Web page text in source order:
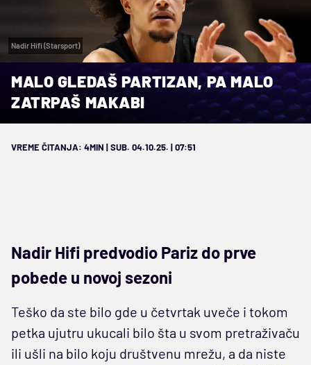
Nadir Hifi (Starsport)
MALO GLEDAŠ PARTIZAN, PA MALO
ZATRPAŠ MAKABI
VREME ČITANJA: 4MIN | SUB. 04.10.25. | 07:51
Nadir Hifi predvodio Pariz do prve
pobede u novoj sezoni
Teško da ste bilo gde u četvrtak uveče i tokom
petka ujutru ukucali bilo šta u svom pretraživaču
ili ušli na bilo koju društvenu mrežu, a da niste